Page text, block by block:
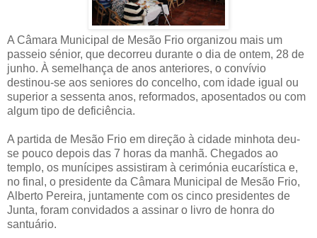
A Câmara Municipal de Mesão Frio organizou mais um
passeio sénior, que decorreu durante o dia de ontem, 28 de
junho. À semelhança de anos anteriores, o convívio
destinou-se aos seniores do concelho, com idade igual ou
superior a sessenta anos, reformados, aposentados ou com
algum tipo de deficiência.
A partida de Mesão Frio em direção à cidade minhota deu-
se pouco depois das 7 horas da manhã. Chegados ao
templo, os munícipes assistiram à cerimónia eucarística e,
no final, o presidente da Câmara Municipal de Mesão Frio,
Alberto Pereira, juntamente com os cinco presidentes de
Junta, foram convidados a assinar o livro de honra do
santuário.